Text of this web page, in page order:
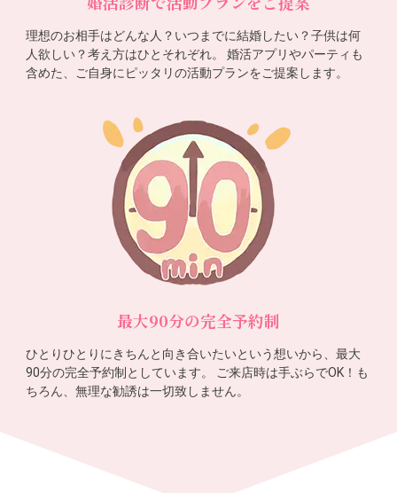
理想のお相手はどんな人？いつまでに結婚したい？子供は何
人欲しい？考え方はひとそれぞれ。 婚活アプリやパーティも
含めた、ご自身にピッタリの活動プランをご提案します。
最大90分の完全予約制
ひとりひとりにきちんと向き合いたいという想いから、最大
90分の完全予約制としています。 ご来店時は手ぶらでOK！も
ちろん、無理な勧誘は一切致しません。